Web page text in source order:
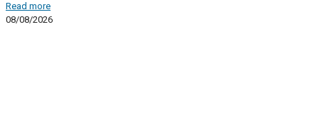
Read more
08/08/2026